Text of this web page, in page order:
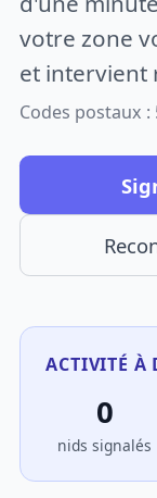
votre zone
et intervient
Codes postaux :
ACTIVITÉ À
0
nids signalés